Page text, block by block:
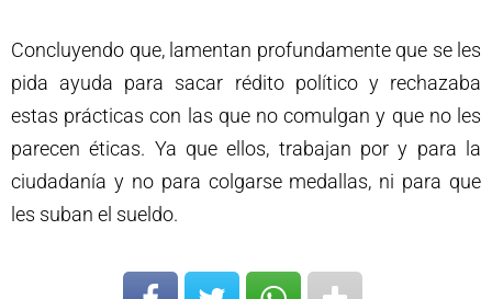
Concluyendo que, lamentan profundamente que se les
pida ayuda para sacar rédito político y rechazaba
estas prácticas con las que no comulgan y que no les
parecen éticas. Ya que ellos, trabajan por y para la
ciudadanía y no para colgarse medallas, ni para que
les suban el sueldo.